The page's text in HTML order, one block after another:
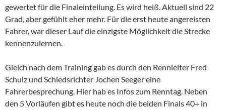
gewertet für die Finaleinteilung. Es wird heiß. Aktuell sind 22
Grad, aber gefühlt eher mehr. Für die erst heute angereisten
Fahrer, war dieser Lauf die einzigste Möglichkeit die Strecke
kennenzulernen.
Gleich nach dem Training gab es durch den Rennleiter Fred
Schulz und Schiedsrichter Jochen Seeger eine
Fahrerbesprechung. Hier hab es Infos zum Renntag. Neben
den 5 Vorläufen gibt es heute noch die beiden Finals 40+ in